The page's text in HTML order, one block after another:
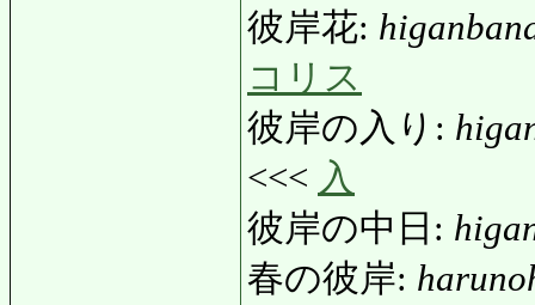
彼岸花:
コリス
彼岸の入り:
<<< 入
彼岸の中日:
春の彼岸: